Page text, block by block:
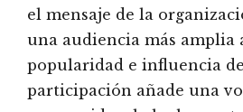
el mensaje de la
una audiencia más amplia
popularidad e influencia
participación añade una